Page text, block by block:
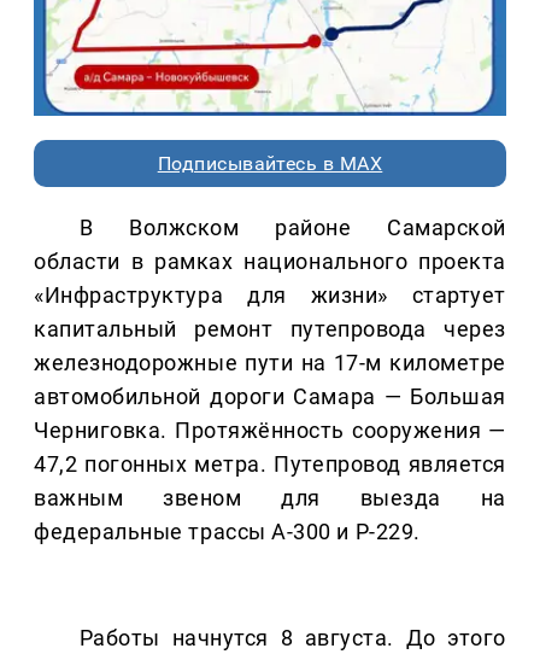
Подписывайтесь в MAX
В Волжском районе Самарской
области в рамках национального проекта
«Инфраструктура для жизни» стартует
капитальный ремонт путепровода через
железнодорожные пути на 17-м километре
автомобильной дороги Самара — Большая
Черниговка. Протяжённость сооружения —
47,2 погонных метра. Путепровод является
важным звеном для выезда на
федеральные трассы А-300 и Р-229.
Работы начнутся 8 августа. До этого